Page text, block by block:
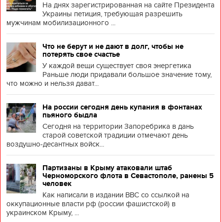
На днях зарегистрированная на сайте Президента
Украины петиция, требующая разрешить
мужчинам мобилизационного ...
Что не берут и не дают в долг, чтобы не
потерять свое счастье
У каждой вещи существует своя энергетика
Раньше люди придавали большое значение тому,
что можно и нельзя дават...
На россии сегодня день купания в фонтанах
пьяного быдла
Сегодня на территории Запоребрика в дань
старой советской традиции отмечают день
воздушно-десантных войск...
Партизаны в Крыму атаковали штаб
Черноморского флота в Севастополе, ранены 5
человек
Как написали в издании BBC со ссылкой на
оккупационные власти рф (россии фашистской) в
украинском Крыму, ...